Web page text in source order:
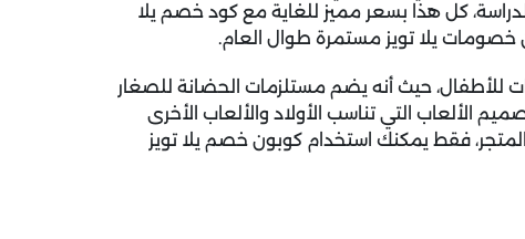
كل هذا بسعر مميز للغاية مع كود خصم يلا
خصومات يلا تويز مستمرة طوال العام.
للأطفال، حيث أنه يضم مستلزمات الحضانة للصغار
الألعاب التي تناسب الأولاد والألعاب الأخرى
المتجر، فقط يمكنك استخدام كوبون خصم يلا تويز